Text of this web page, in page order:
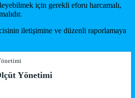
için gerekli eforu harcamalı,
iletişimine ve düzenli raporlamaya
Yönetimi